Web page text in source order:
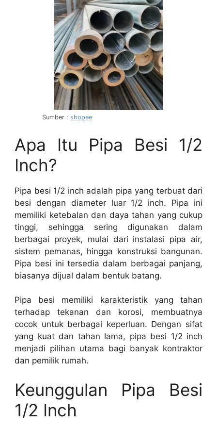
Sumber : shopee
Apa Itu Pipa Besi 1/2
Inch?
Pipa besi 1/2 inch adalah pipa yang terbuat dari
besi dengan diameter luar 1/2 inch. Pipa ini
memiliki ketebalan dan daya tahan yang cukup
tinggi, sehingga sering digunakan dalam
berbagai proyek, mulai dari instalasi pipa air,
sistem pemanas, hingga konstruksi bangunan.
Pipa besi ini tersedia dalam berbagai panjang,
biasanya dijual dalam bentuk batang.
Pipa besi memiliki karakteristik yang tahan
terhadap tekanan dan korosi, membuatnya
cocok untuk berbagai keperluan. Dengan sifat
yang kuat dan tahan lama, pipa besi 1/2 inch
menjadi pilihan utama bagi banyak kontraktor
dan pemilik rumah.
Keunggulan Pipa Besi
1/2 Inch